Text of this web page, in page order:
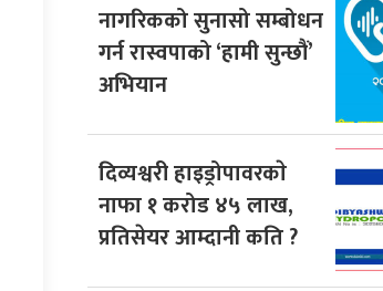
नागरिकको सुनासो सम्बोधन
गर्न रास्वपाको ‘हामी सुन्छौं’
अभियान
दिव्यश्वरी हाइड्रोपावरकाे
नाफा १ करोड ४५ लाख,
प्रतिसेयर आम्दानी कति ?